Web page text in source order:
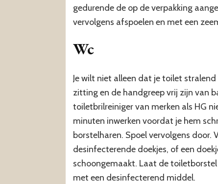
gedurende de op de verpakking
vervolgens afspoelen en met een
Wc
Je wilt niet alleen dat je toilet
zitting en de handgreep vrij zijn van
toiletbrilreiniger van merken als HG
minuten inwerken voordat je hem
borstelharen. Spoel vervolgens door.
desinfecterende doekjes, of een
schoongemaakt. Laat de
met een desinfecterend middel.